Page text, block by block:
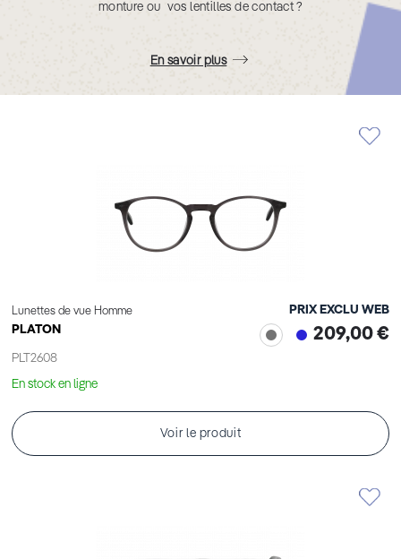
monture ou vos lentilles de contact ?
En savoir plus
Lunettes de vue Homme
PLATON
PLT2608
PRIX EXCLU WEB
209,00 €
En stock en ligne
Voir le produit